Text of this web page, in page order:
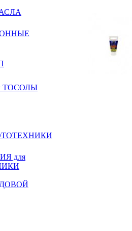
ТОСОЛЫ
для